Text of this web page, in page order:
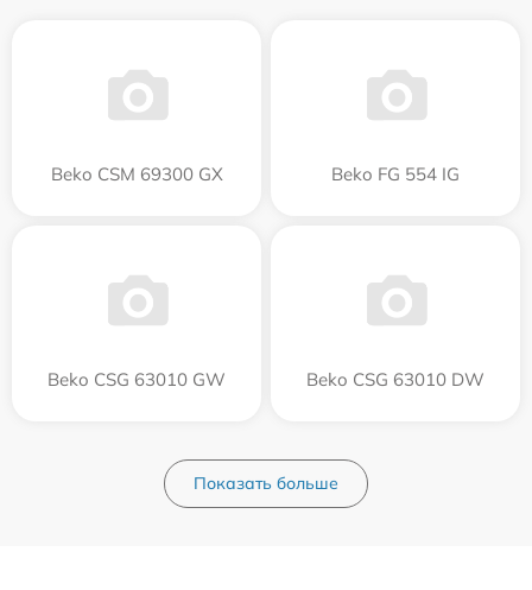
Beko CSM 69300 GX Beko FG 554 IG
Beko CSG 63010 GW Beko CSG 63010 DW
Показать больше